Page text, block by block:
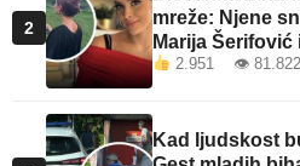
2
mreže: Njene
Marija
2.951 👁 81.822
Kad ljudskost